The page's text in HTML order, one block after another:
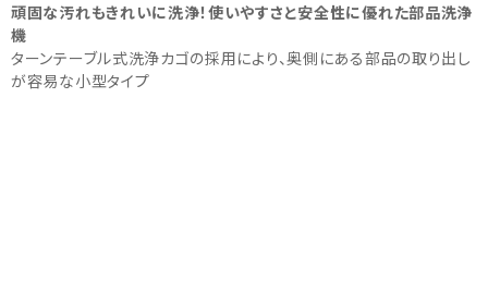
補助金で購入
頑固な汚れもきれいに洗浄！使いやすさと安全性に優れた部品洗浄
機
ターンテーブル式洗浄カゴの採用により、奥側にある部品の取り出し
が容易な小型タイプ